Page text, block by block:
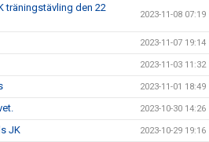
träningstävling den 22
2023-11-08 07:19
2023-11-07 19:14
2023-11-03 11:32
2023-11-01 18:49
2023-10-30 14:26
JK 2023-10-29 19:16